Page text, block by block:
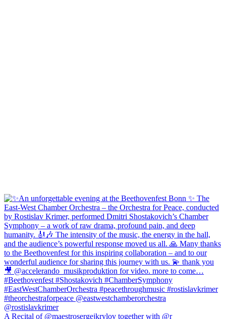
A Recital of @maestrosergejkrylov together with @r